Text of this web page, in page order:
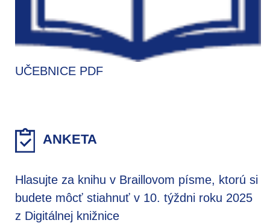
UČEBNICE PDF
ANKETA
Hlasujte za knihu v Braillovom písme, ktorú si
budete môcť stiahnuť v 10. týždni roku 2025
z Digitálnej knižnice